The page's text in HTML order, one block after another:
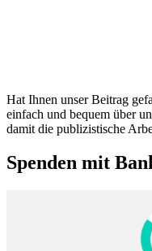
Hat Ihnen unser Beitrag
einfach und bequem über
damit die publi­zis­tische
Spenden mit